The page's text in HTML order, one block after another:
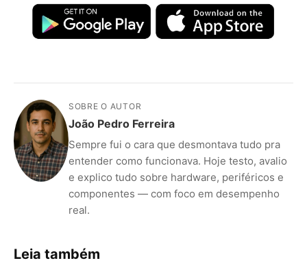
SOBRE O AUTOR
João Pedro Ferreira
Sempre fui o cara que desmontava tudo pra
entender como funcionava. Hoje testo, avalio
e explico tudo sobre hardware, periféricos e
componentes — com foco em desempenho
real.
Leia também